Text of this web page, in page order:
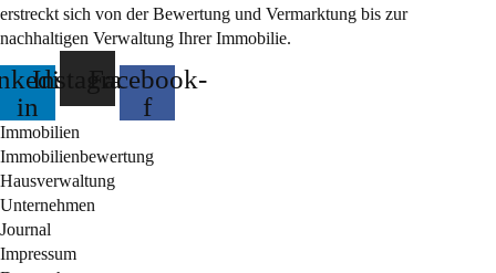
erstreckt sich von der Bewertung und Vermarktung bis zur
nachhaltigen Verwaltung Ihrer Immobilie.
in
InstagramFacebook-
f
Immobilien
Immobilienbewertung
Hausverwaltung
Unternehmen
Journal
Impressum